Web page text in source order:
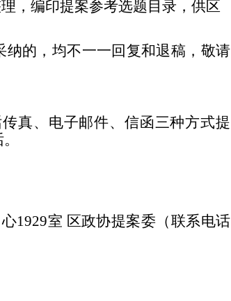
，编印提案参考选题目录，供区
的，均不一一回复和退稿，敬请
真、 电子邮件、信函三种方式提
1929室 区政协提案委（联系电话